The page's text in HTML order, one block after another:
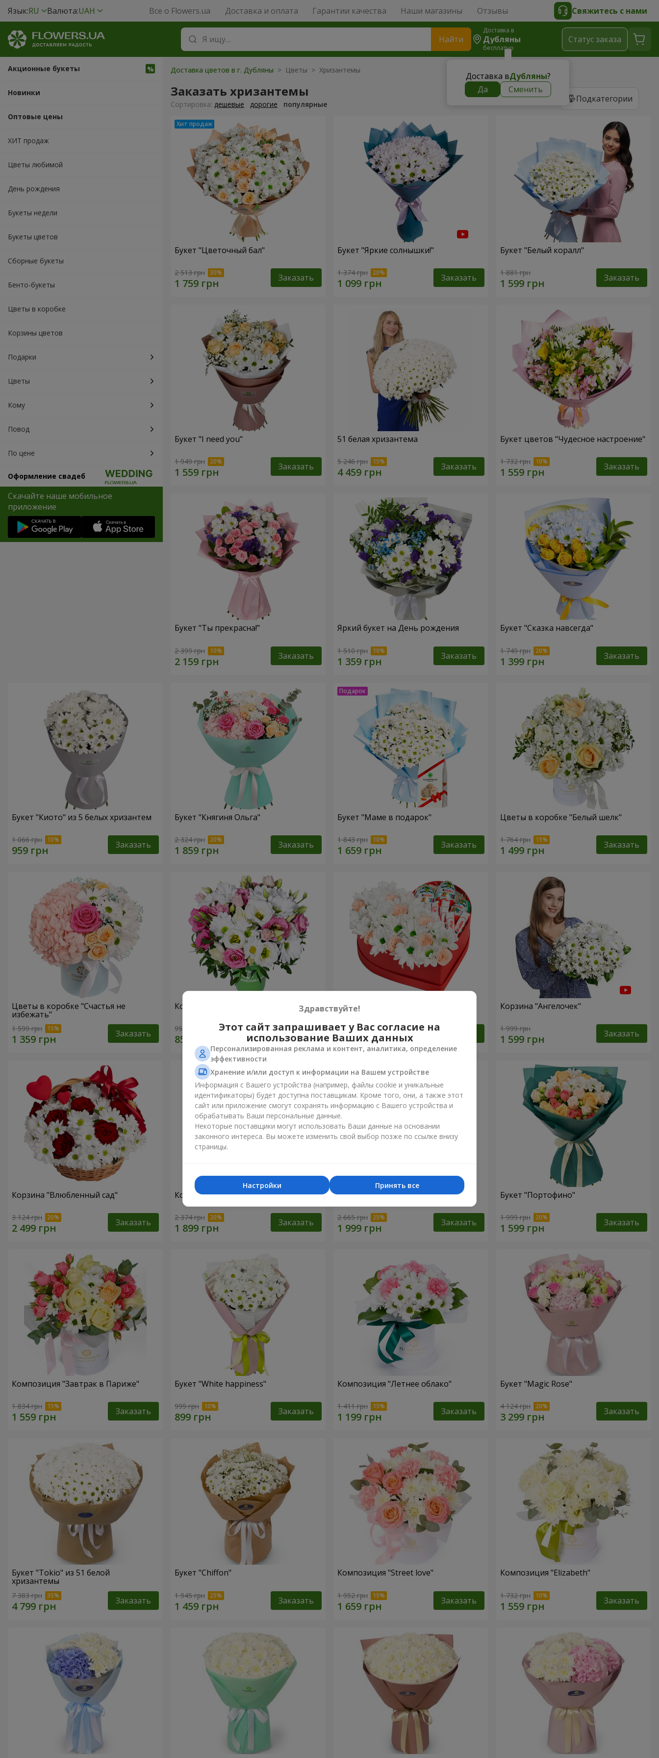
Язык:RU Валюта:UAH Все о Flowers.ua Доставка и оплата Гарантии качества Наши магазины Отзывы Свяжитесь с нами
Найти
Доставка в
Дубляны
бесплатно
Доставка вДубляны?
Да
Сменить
Cтатус заказа
Акционные букеты
Новинки
Оптовые цены
ХИТ продаж
Цветы любимой
День рождения
Букеты недели
Букеты цветов
Сборные букеты
Бенто-букеты
Цветы в коробке
Корзины цветов
Подарки
Цветы
Кому
Повод
По цене
Оформление свадеб
Скачайте наше мобильное
приложение
Доставка цветов в г. Дубляны > Цветы > Хризантемы
Заказать хризантемы Подкатегории
Cортировка: дешевые дорогие популярные
Букет "Цветочный бал"
2 513 грн Заказать
Букет "Яркие солнышки!"
1 374 грн Заказать
Букет "Белый коралл"
1 881 грн Заказать
Букет "I need you"
1 949 грн Заказать
51 белая хризантема
5 246 грн Заказать
Букет цветов "Чудесное настроение"
1 732 грн Заказать
Букет "Ты прекрасна!"
2 399 грн Заказать
Яркий букет на День рождения
1 510 грн Заказать
Букет "Сказка навсегда"
1 749 грн Заказать
Букет "Киото" из 5 белых хризантем
1 066 грн Заказать
Букет "Княгиня Ольга"
2 324 грн Заказать
Букет "Маме в подарок"
1 843 грн Заказать
Цветы в коробке "Белый шелк"
1 764 грн Заказать
Цветы в коробке "Счастья не
избежать"
1 599 грн Заказать
Композиция "Лучики в глазах"
954 грн Заказать
Цветы в коробке "Улыбнись!"
2 199 грн
Корзина "Ангелочек"
1 999 грн Заказать
Корзина "Влюбленный сад"
3 124 грн Заказать
Композиция "Charlotte"
2 374 грн Заказать
Букет "Безе" из 15 белых хризантем
2 665 грн Заказать
Букет "Портофино"
1 999 грн Заказать
Композиция "Завтрак в Париже"
1 834 грн Заказать
Букет "White happiness"
999 грн Заказать
Композиция "Летнее облако"
1 411 грн Заказать
Букет "Magic Rose"
4 124 грн Заказать
Букет "Tokio" из 51 белой
хризантемы
7 383 грн Заказать
Букет "Chiffon"
1 945 грн Заказать
Композиция "Street love"
1 952 грн Заказать
Композиция "Elizabeth"
1 732 грн Заказать
Здравствуйте!
Этот сайт запрашивает у Вас согласие на
использование Ваших данных
Персонализированная реклама и контент, аналитика, определение
эффективности
Хранение и/или доступ к информации на Вашем устройстве
Информация с Вашего устройства (например, файлы cookie и уникальные
идентификаторы) будет доступна поставщикам. Кроме того, они, а также этот
сайт или приложение смогут сохранять информацию с Вашего устройства и
обрабатывать Ваши персональные данные.
Некоторые поставщики могут использовать Ваши данные на основании
законного интереса. Вы можете изменить свой выбор позже по ссылке внизу
страницы.
Принять все
Настройки